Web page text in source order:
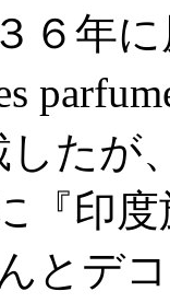
６年に
した
『印
とデ